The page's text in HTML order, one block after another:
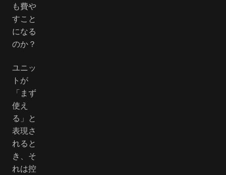
も費や
すこと
になる
のか？
ユニッ
トが
「まず
使え
る」と
表現さ
れると
き、そ
れは控